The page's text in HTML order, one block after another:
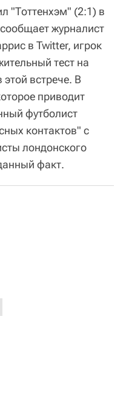
"Тоттенхэм" (2:1) в
журналист
в Twitter, игрок
тест на
встрече. В
приводит
футболист
контактов" с
лондонского
факт.